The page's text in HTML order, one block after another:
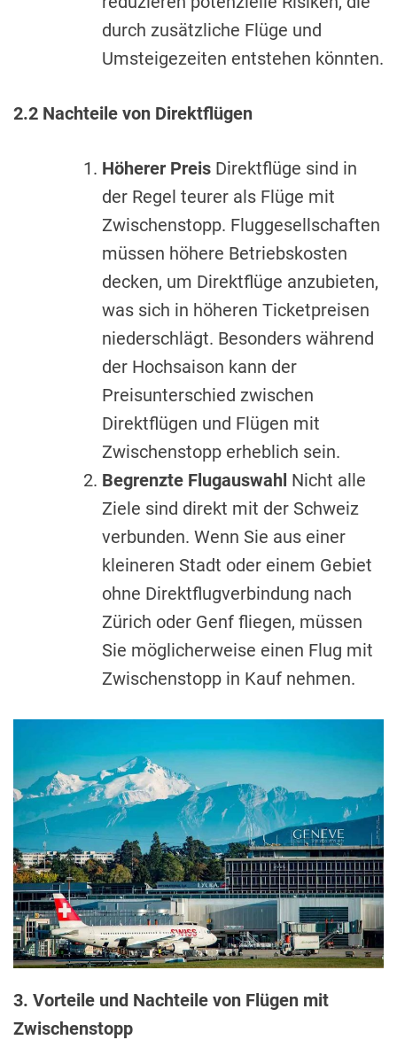
durch zusätzliche Flüge und
Umsteigezeiten entstehen könnten.
2.2 Nachteile von Direktflügen
Höherer Preis Direktflüge sind in
der Regel teurer als Flüge mit
Zwischenstopp. Fluggesellschaften
müssen höhere Betriebskosten
decken, um Direktflüge anzubieten,
was sich in höheren Ticketpreisen
niederschlägt. Besonders während
der Hochsaison kann der
Preisunterschied zwischen
Direktflügen und Flügen mit
Zwischenstopp erheblich sein.
Begrenzte Flugauswahl Nicht alle
Ziele sind direkt mit der Schweiz
verbunden. Wenn Sie aus einer
kleineren Stadt oder einem Gebiet
ohne Direktflugverbindung nach
Zürich oder Genf fliegen, müssen
Sie möglicherweise einen Flug mit
Zwischenstopp in Kauf nehmen.
3. Vorteile und Nachteile von Flügen mit
Zwischenstopp